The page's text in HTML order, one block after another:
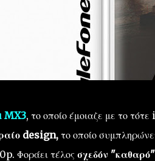
MX3, το οποίο έμοιαζε με το
design,το οποίο
Φοράει τέλος σχεδόν